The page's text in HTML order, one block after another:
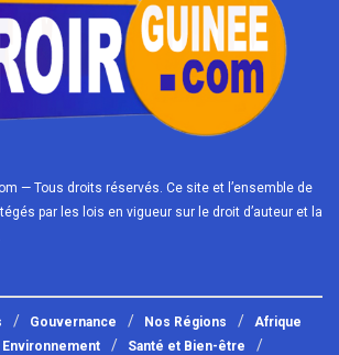
— Tous droits réservés. Ce site et l’ensemble de
par les lois en vigueur sur le droit d’auteur et la
Gouvernance Nos Régions
Afrique
Santé et Bien-être